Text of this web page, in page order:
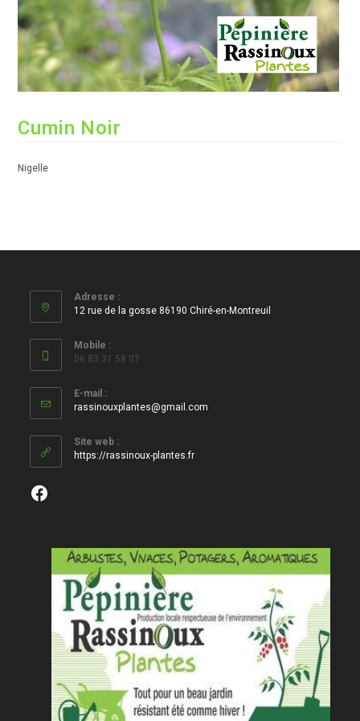
Cumin Noir
Nigelle
Adresse :
12 rue de la gosse 86190 Chiré-en-Montreuil
Mobile :
06 83 31 58 07
E-mail :
rassinouxplantes@gmail.com
Site web :
https://rassinoux-plantes.fr
Facebook